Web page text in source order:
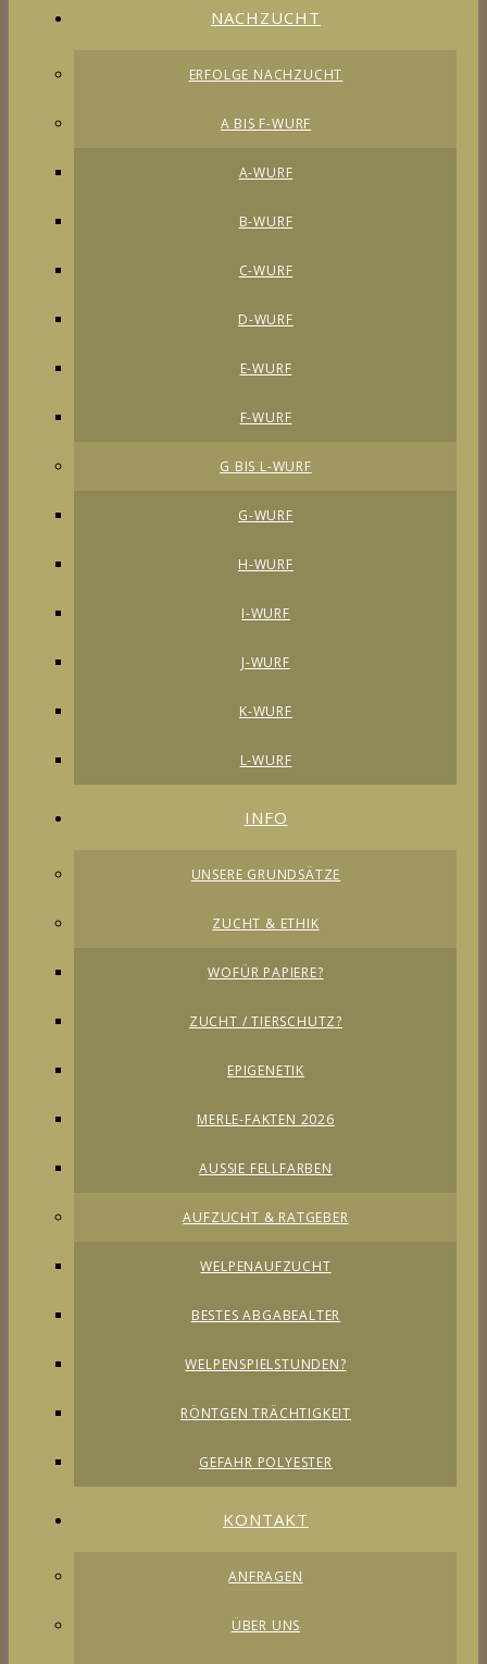
NACHZUCHT
ERFOLGE NACHZUCHT
A BIS F-WURF
A-WURF
B-WURF
C-WURF
D-WURF
E-WURF
F-WURF
G BIS L-WURF
G-WURF
H-WURF
I-WURF
J-WURF
K-WURF
L-WURF
INFO
UNSERE GRUNDSÄTZE
ZUCHT & ETHIK
WOFÜR PAPIERE?
ZUCHT / TIERSCHUTZ?
EPIGENETIK
MERLE-FAKTEN 2026
AUSSIE FELLFARBEN
AUFZUCHT & RATGEBER
WELPENAUFZUCHT
BESTES ABGABEALTER
WELPENSPIELSTUNDEN?
RÖNTGEN TRÄCHTIGKEIT
GEFAHR POLYESTER
KONTAKT
ANFRAGEN
ÜBER UNS